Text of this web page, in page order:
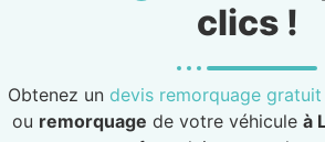
clics !
Obtenez un devis remorquage gratuit
ou remorquage de votre véhicule à